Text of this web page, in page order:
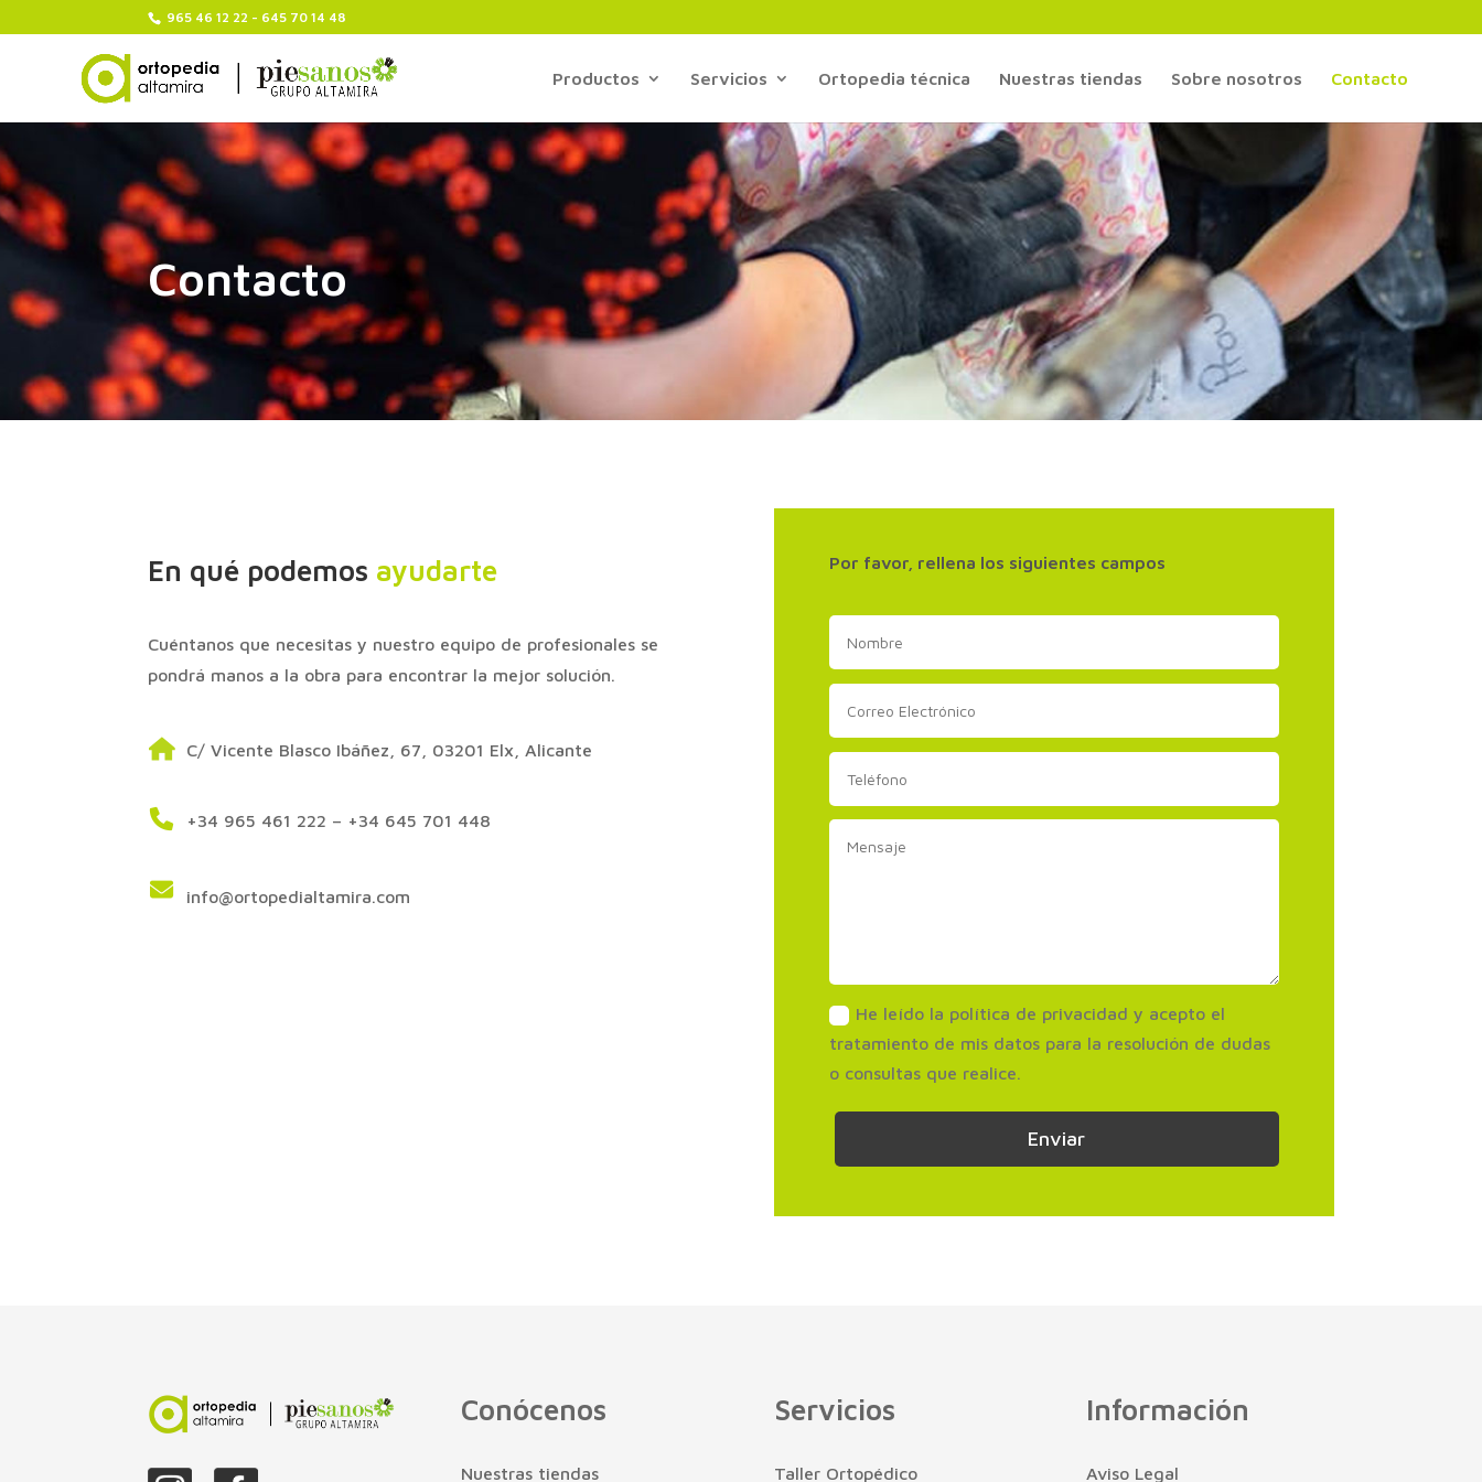
965 46 12 22 - 645 70 14 48
Productos Servicios Ortopedia técnica Nuestras tiendas Sobre nosotros Contacto
Contacto
En qué podemos ayudarte
Cuéntanos que necesitas y nuestro equipo de profesionales se
pondrá manos a la obra para encontrar la mejor solución.
C/ Vicente Blasco Ibáñez, 67, 03201 Elx, Alicante
+34 965 461 222 – +34 645 701 448
info@ortopedialtamira.com
Por favor, rellena los siguientes campos
He leído la política de privacidad y acepto el
tratamiento de mis datos para la resolución de dudas
o consultas que realice.
Enviar
Conócenos
Nuestras tiendas
Servicios
Taller Ortopédico
Información
Aviso Legal